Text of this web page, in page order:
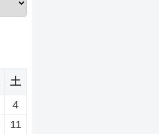
土
4
11